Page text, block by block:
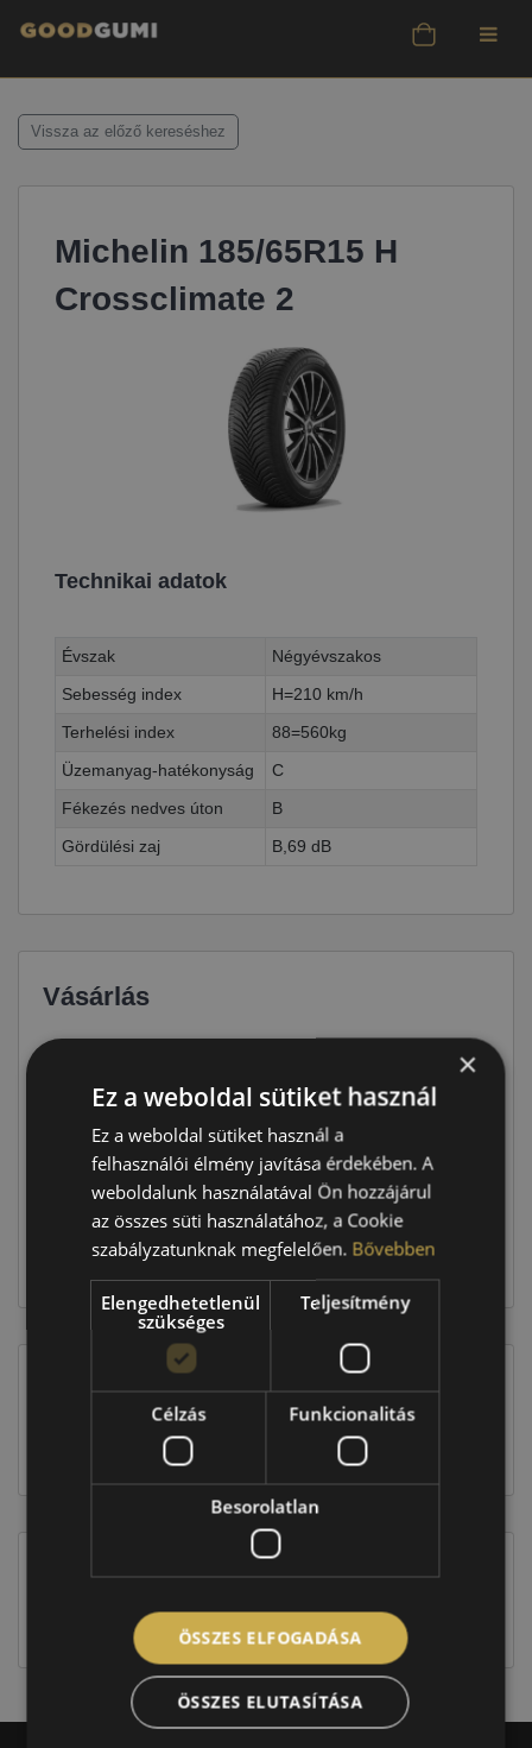
Vissza az előző kereséshez
Michelin 185/65R15 H
Crossclimate 2
Technikai adatok
Évszak
Négyévszakos
Sebesség index
H=210 km/h
Terhelési index
88=560kg
Üzemanyag-hatékonyság
C
Fékezés nedves úton
B
Gördülési zaj
B,69 dB
Vásárlás
34 790 Ft
139 160 Ft
EU-s abroncscímke
Figyelem a feltüntetett címke adatok tájékoztató
címkével ellátott abroncs kerül kiszállításra.
×
Ez a weboldal sütiket használ
Ez a weboldal sütiket használ a
felhasználói élmény javítása érdekében. A
weboldalunk használatával Ön hozzájárul
az összes süti használatához, a Cookie
szabályzatunknak megfelelően. Bővebben
Elengedhetetlenül
szükséges
Teljesítmény
Célzás Funkcionalitás
Besorolatlan
ÖSSZES ELFOGADÁSA
ÖSSZES ELUTASÍTÁSA